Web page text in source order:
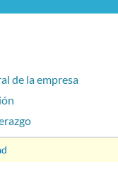
de la empresa